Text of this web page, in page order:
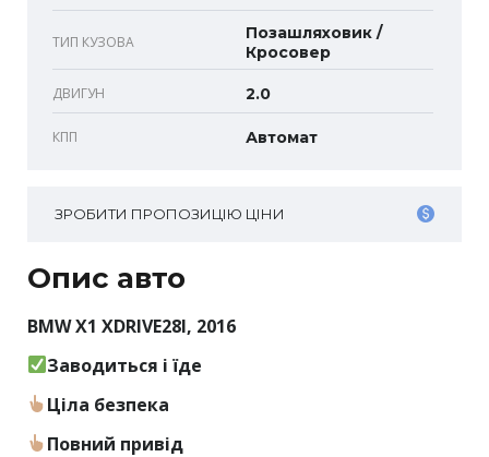
ТИП КУЗОВА
Позашляховик /
Кросовер
ДВИГУН 2.0
КПП Автомат
ЗРОБИТИ ПРОПОЗИЦІЮ ЦІНИ
Опис авто
BMW X1 XDRIVE28I, 2016
Заводиться і їде
Ціла безпека
Повний привід